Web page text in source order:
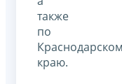
также
по
краю.